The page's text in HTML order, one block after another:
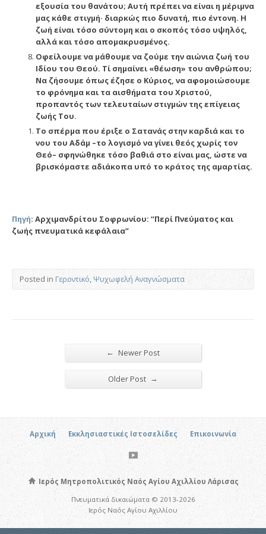
εξουσία του θανάτου; Αυτή πρέπει να είναι η μέριμνα
μας κάθε στιγμή· διαρκώς πιο δυνατή, πιο έντονη. Η
ζωή είναι τόσο σύντομη και ο σκοπός τόσο υψηλός,
αλλά και τόσο απομακρυσμένος.
Οφείλουμε να μάθουμε να ζούμε την αιώνια ζωή του
Ιδίου του Θεού. Τί σημαίνει «θέωση» του ανθρώπου;
Να ζήσουμε όπως έζησε ο Κύριος, να αφομοιώσουμε
το φρόνημα και τα αισθήματα του Χριστού,
προπαντός των τελευταίων στιγμών της επίγειας
ζωής Του.
Το σπέρμα που έριξε ο Σατανάς στην καρδιά και το
νου του Αδάμ –το λογισμό να γίνει θεός χωρίς τον
Θεό– σφηνώθηκε τόσο βαθιά στο είναι μας, ώστε να
βρισκόμαστε αδιάκοπα υπό το κράτος της αμαρτίας.
Πηγή: Αρχιμανδρίτου Σοφρωνίου: “Περί Πνεύματος και
ζωής πνευματικά κεφάλαια”
Posted in Γεροντικό,Ψυχωφελή Αναγνώσματα
← Newer Post
Older Post →
Αρχική Εκκλησιαστικές Ιστοσελίδες Επικοινωνία
Ιερός Μητροπολιτικός Ναός Αγίου Αχιλλίου Λάρισας
Πνευματικά δικαιώματα © 2013-2026
Ιερός Ναός Αγίου Αχιλλίου